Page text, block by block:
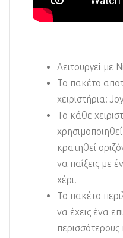
Λειτουργεί με
Το πακέτο
χειριστήρια:
Το κάθε
κρατηθεί
να παίξεις με
χέρι.
Το πακέτο
να έχεις ένα
περισσότερους